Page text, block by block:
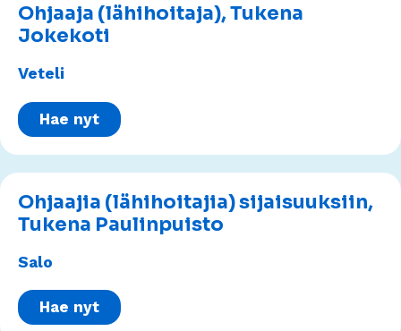
Ohjaaja (lähihoitaja), Tukena
Jokekoti
Veteli
Hae nyt
Ohjaajia (lähihoitajia) sijaisuuksiin,
Tukena Paulinpuisto
Salo
Hae nyt